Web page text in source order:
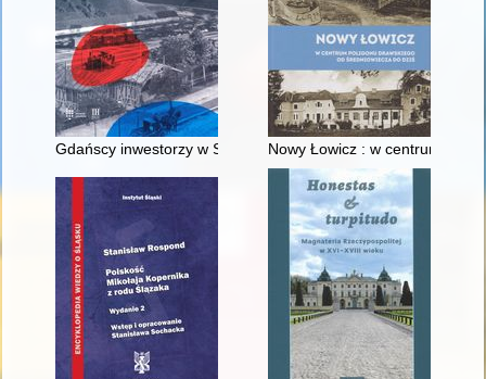
Gdańscy inwestorzy w Sopocie : prestiż finansowy i
Nowy Łowicz : w centrum